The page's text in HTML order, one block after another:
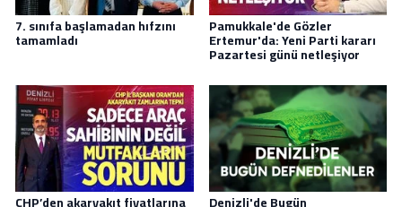
7. sınıfa başlamadan hıfzını
tamamladı
Pamukkale'de Gözler
Ertemur'da: Yeni Parti kararı
Pazartesi günü netleşiyor